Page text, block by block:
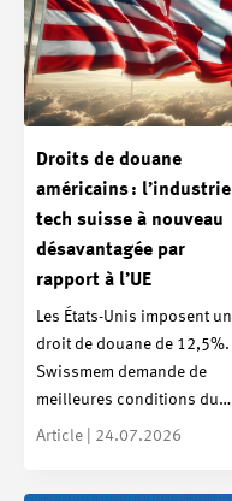
Droits de douane
américains : l’industrie
tech suisse à nouveau
désavantagée par
rapport à l’UE
Les États-Unis imposent un
droit de douane de 12,5%.
Swissmem demande de
meilleures conditions du…
Article | 24.07.2026